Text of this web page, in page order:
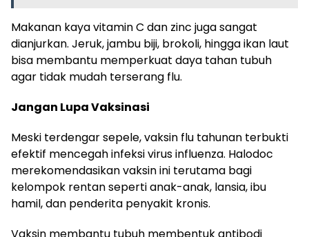
Makanan kaya vitamin C dan zinc juga sangat
dianjurkan. Jeruk, jambu biji, brokoli, hingga ikan laut
bisa membantu memperkuat daya tahan tubuh
agar tidak mudah terserang flu.
Jangan Lupa Vaksinasi
Meski terdengar sepele, vaksin flu tahunan terbukti
efektif mencegah infeksi virus influenza. Halodoc
merekomendasikan vaksin ini terutama bagi
kelompok rentan seperti anak-anak, lansia, ibu
hamil, dan penderita penyakit kronis.
Vaksin membantu tubuh membentuk antibodi